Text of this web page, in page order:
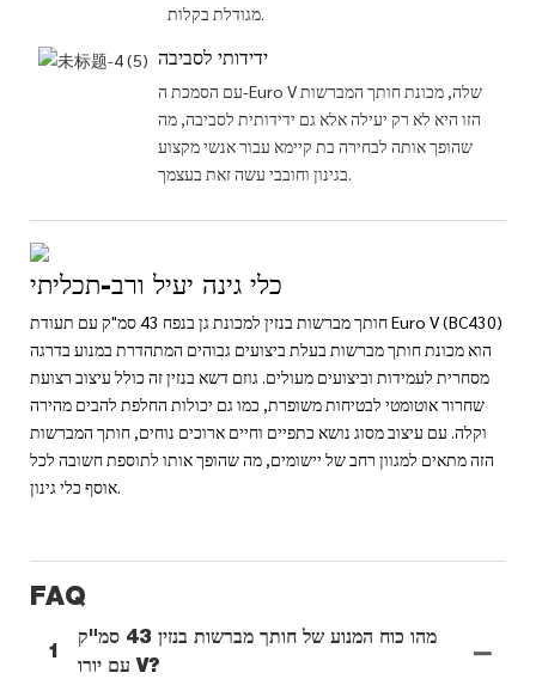
מגודלת בקלות.
ידידותי לסביבה
עם הסמכת ה-Euro V שלה, מכונת חותך המברשות
הזו היא לא רק יעילה אלא גם ידידותית לסביבה, מה
שהופך אותה לבחירה בת קיימא עבור אנשי מקצוע
בגינון וחובבי עשה זאת בעצמך.
כלי גינה יעיל ורב-תכליתי
חותך מברשות בנזין למכונת גן בנפח 43 סמ"ק עם תעודת Euro V (BC430)
הוא מכונת חותך מברשות בעלת ביצועים גבוהים המתהדרת במנוע בדרגה
מסחרית לעמידות וביצועים מעולים. גוזם דשא בנזין זה כולל עיצוב רצועת
שחרור אוטומטי לבטיחות משופרת, כמו גם יכולות החלפת להבים מהירה
וקלה. עם עיצוב מסוג נושא כתפיים וחיים ארוכים נוחים, חותך המברשות
הזה מתאים למגוון רחב של יישומים, מה שהופך אותו לתוספת חשובה לכל
אוסף כלי גינון.
FAQ
1
מהו כוח המנוע של חותך מברשות בנזין 43 סמ"ק
עם יורו V?